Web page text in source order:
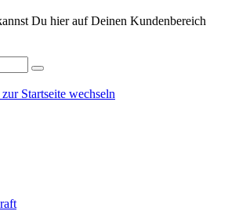
Du hier auf Deinen Kundenbereich